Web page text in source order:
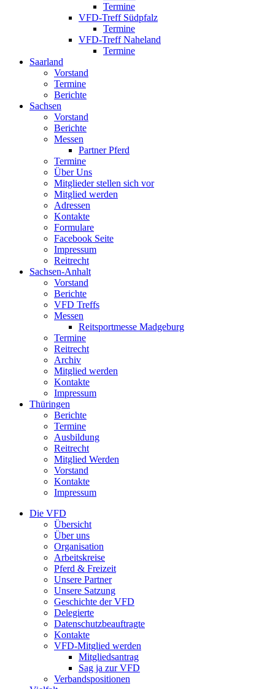
Termine
VFD-Treff Südpfalz
Termine
VFD-Treff Naheland
Termine
Saarland
Vorstand
Termine
Berichte
Sachsen
Vorstand
Berichte
Messen
Partner Pferd
Termine
Über Uns
Mitglieder stellen sich vor
Mitglied werden
Adressen
Kontakte
Formulare
Facebook Seite
Impressum
Reitrecht
Sachsen-Anhalt
Vorstand
Berichte
VFD Treffs
Messen
Reitsportmesse Madgeburg
Termine
Reitrecht
Archiv
Mitglied werden
Kontakte
Impressum
Thüringen
Berichte
Termine
Ausbildung
Reitrecht
Mitglied Werden
Vorstand
Kontakte
Impressum
Die VFD
Übersicht
Über uns
Organisation
Arbeitskreise
Pferd & Freizeit
Unsere Partner
Unsere Satzung
Geschichte der VFD
Delegierte
Datenschutzbeauftragte
Kontakte
VFD-Mitglied werden
Mitgliedsantrag
Sag ja zur VFD
Verbandspositionen